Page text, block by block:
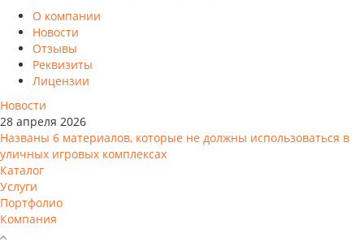
О компании
Новости
Отзывы
Реквизиты
Лицензии
Новости
28 апреля 2026
Названы 6 материалов, которые не должны использоваться в
уличных игровых комплексах
Каталог
Услуги
Портфолио
Компания